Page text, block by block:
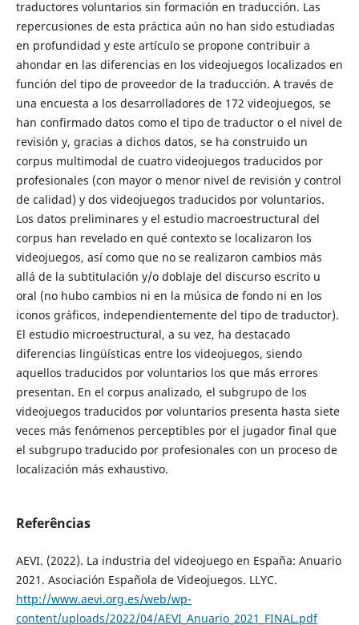
traductores voluntarios sin formación en traducción. Las
repercusiones de esta práctica aún no han sido estudiadas
en profundidad y este artículo se propone contribuir a
ahondar en las diferencias en los videojuegos localizados en
función del tipo de proveedor de la traducción. A través de
una encuesta a los desarrolladores de 172 videojuegos, se
han confirmado datos como el tipo de traductor o el nivel de
revisión y, gracias a dichos datos, se ha construido un
corpus multimodal de cuatro videojuegos traducidos por
profesionales (con mayor o menor nivel de revisión y control
de calidad) y dos videojuegos traducidos por voluntarios.
Los datos preliminares y el estudio macroestructural del
corpus han revelado en qué contexto se localizaron los
videojuegos, así como que no se realizaron cambios más
allá de la subtitulación y/o doblaje del discurso escrito u
oral (no hubo cambios ni en la música de fondo ni en los
iconos gráficos, independientemente del tipo de traductor).
El estudio microestructural, a su vez, ha destacado
diferencias lingüísticas entre los videojuegos, siendo
aquellos traducidos por voluntarios los que más errores
presentan. En el corpus analizado, el subgrupo de los
videojuegos traducidos por voluntarios presenta hasta siete
veces más fenómenos perceptibles por el jugador final que
el subgrupo traducido por profesionales con un proceso de
localización más exhaustivo.
Referências
AEVI. (2022). La industria del videojuego en España: Anuario
2021. Asociación Española de Videojuegos. LLYC.
http://www.aevi.org.es/web/wp-
content/uploads/2022/04/AEVI_Anuario_2021_FINAL.pdf